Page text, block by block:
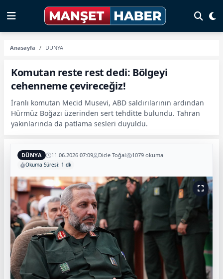
Anasayfa DÜNYA
Komutan reste rest dedi: Bölgeyi
cehenneme çevireceğiz!
İranlı komutan Mecid Musevi, ABD saldırılarının ardından
Hürmüz Boğazı üzerinden sert tehditte bulundu. Tahran
yakınlarında da patlama sesleri duyuldu.
DÜNYA 11.06.2026 07:09 Dicle Toğal 1079 okuma
Okuma Süresi: 1 dk